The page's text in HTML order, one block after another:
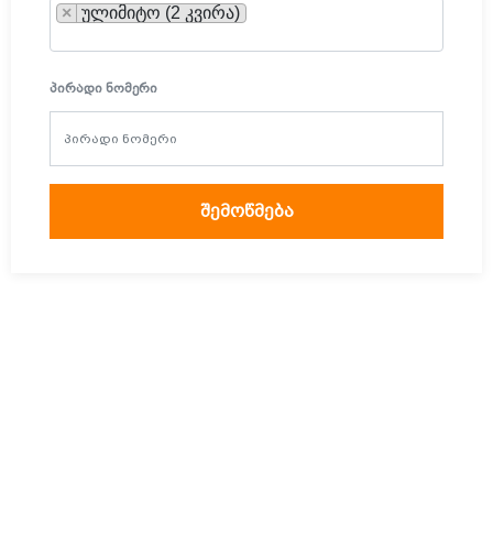
× ულიმიტო (2 კვირა)
ᲞᲘᲠᲐᲓᲘ ᲜᲝᲛᲔᲠᲘ
შემოწმება